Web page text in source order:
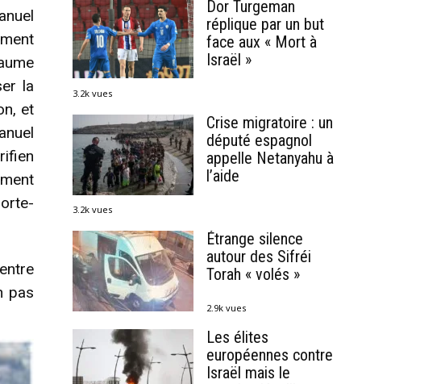
la
et
pas
Dor Turgeman
réplique par un but
face aux « Mort à
Israël »
3.2k vues
Crise migratoire : un
député espagnol
appelle Netanyahu à
l’aide
3.2k vues
Étrange silence
autour des Sifréi
Torah « volés »
2.9k vues
Les élites
européennes contre
Israël mais le